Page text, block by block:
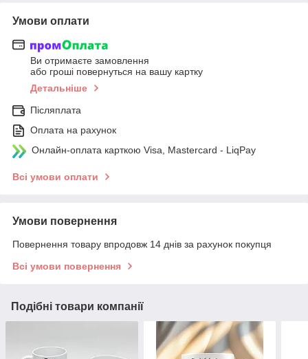
Умови оплати
Ви отримаєте замовлення
або гроші повернуться на вашу картку
Детальніше
Післяплата
Оплата на рахунок
Онлайн-оплата карткою Visa, Mastercard - LiqPay
Всі умови оплати
Умови повернення
Повернення товару впродовж 14 днів за рахунок покупця
Всі умови повернення
Подібні товари компанії